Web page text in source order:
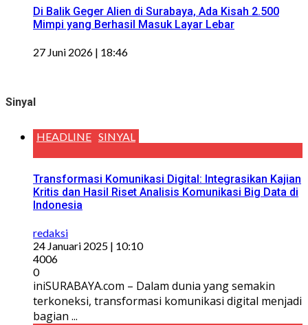
Di Balik Geger Alien di Surabaya, Ada Kisah 2.500
Mimpi yang Berhasil Masuk Layar Lebar
27 Juni 2026 | 18:46
Sinyal
HEADLINE SINYAL
Transformasi Komunikasi Digital: Integrasikan Kajian
Kritis dan Hasil Riset Analisis Komunikasi Big Data di
Indonesia
redaksi
24 Januari 2025 | 10:10
4006
0
iniSURABAYA.com – Dalam dunia yang semakin
terkoneksi, transformasi komunikasi digital menjadi
bagian ...